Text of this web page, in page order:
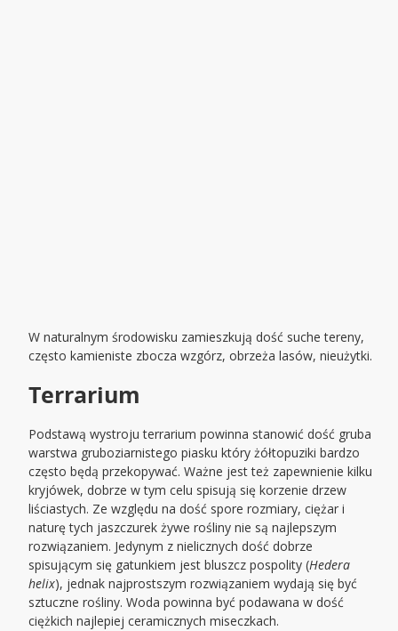
W naturalnym środowisku zamieszkują dość suche tereny,
często kamieniste zbocza wzgórz, obrzeża lasów, nieużytki.
Terrarium
Podstawą wystroju terrarium powinna stanowić dość gruba
warstwa gruboziarnistego piasku który żółtopuziki bardzo
często będą przekopywać. Ważne jest też zapewnienie kilku
kryjówek, dobrze w tym celu spisują się korzenie drzew
liściastych. Ze względu na dość spore rozmiary, ciężar i
naturę tych jaszczurek żywe rośliny nie są najlepszym
rozwiązaniem. Jedynym z nielicznych dość dobrze
spisującym się gatunkiem jest bluszcz pospolity (Hedera
helix), jednak najprostszym rozwiązaniem wydają się być
sztuczne rośliny. Woda powinna być podawana w dość
ciężkich najlepiej ceramicznych miseczkach.